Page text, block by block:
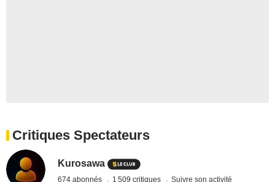
Critiques Spectateurs
Kurosawa
674 abonnés 1 509 critiques Suivre son activité